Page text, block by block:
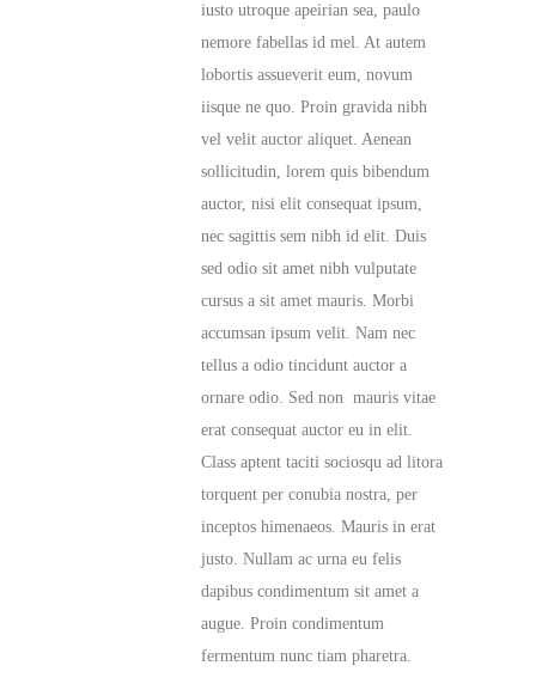
iusto utroque apeirian sea, paulo
nemore fabellas id mel. At autem
lobortis assueverit eum, novum
iisque ne quo. Proin gravida nibh
vel velit auctor aliquet. Aenean
sollicitudin, lorem quis bibendum
auctor, nisi elit consequat ipsum,
nec sagittis sem nibh id elit. Duis
sed odio sit amet nibh vulputate
cursus a sit amet mauris. Morbi
accumsan ipsum velit. Nam nec
tellus a odio tincidunt auctor a
ornare odio. Sed non mauris vitae
erat consequat auctor eu in elit.
Class aptent taciti sociosqu ad litora
torquent per conubia nostra, per
inceptos himenaeos. Mauris in erat
justo. Nullam ac urna eu felis
dapibus condimentum sit amet a
augue. Proin condimentum
fermentum nunc tiam pharetra.